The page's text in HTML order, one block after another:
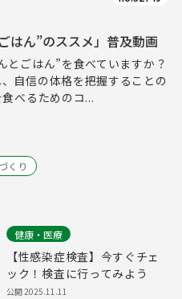
はん”のススメ」普及動画
ごはん”を食べていますか？
自信の体格を把握することの
べるためのコ...
くり
健康・医療
【性感染症検査】今すぐチェ
ック！検査に行ってみよう
公開2025.11.11